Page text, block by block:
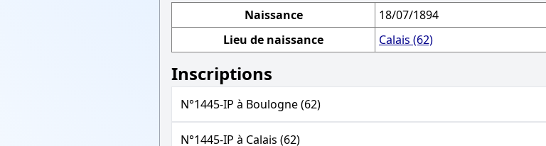
Naissance
18/07/1894
Lieu de naissance
Calais (62)
Inscriptions
N°1445-IP à Boulogne (62)
N°1445-IP à Calais (62)